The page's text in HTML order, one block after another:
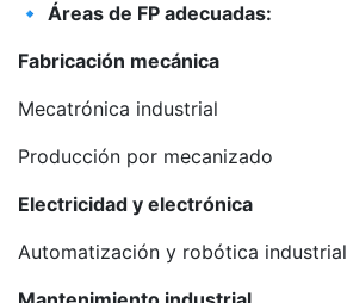
🔹 Áreas de FP adecuadas:
Fabricación mecánica
Mecatrónica industrial
Producción por mecanizado
Electricidad y electrónica
Automatización y robótica industrial